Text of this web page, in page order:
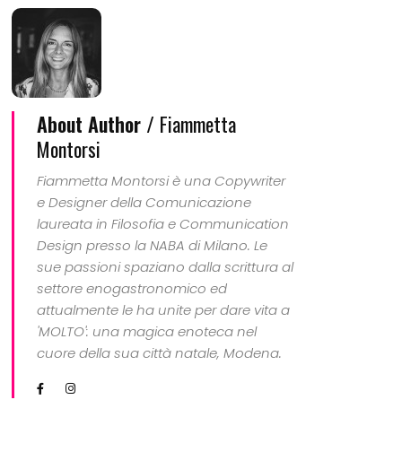
About Author / Fiammetta
Montorsi
Fiammetta Montorsi è una Copywriter
e Designer della Comunicazione
laureata in Filosofia e Communication
Design presso la NABA di Milano. Le
sue passioni spaziano dalla scrittura al
settore enogastronomico ed
attualmente le ha unite per dare vita a
'MOLTO': una magica enoteca nel
cuore della sua città natale, Modena.